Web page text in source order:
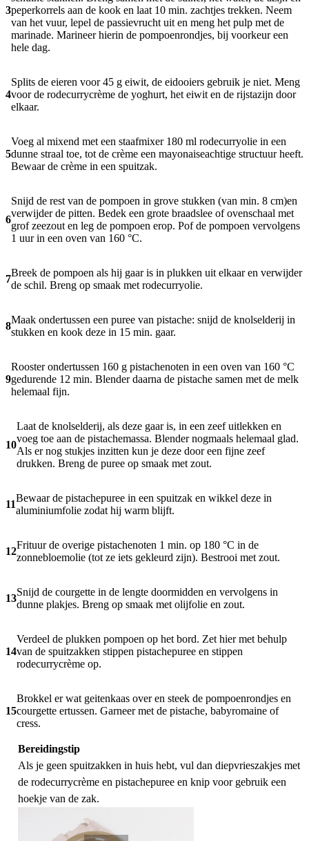
3peperkorrels aan de kook en laat 10 min. zachtjes trekken. Neem
van het vuur, lepel de passievrucht uit en meng het pulp met de
marinade. Marineer hierin de pompoenrondjes, bij voorkeur een
hele dag.
4
Splits de eieren voor 45 g eiwit, de eidooiers gebruik je niet. Meng
voor de rodecurrycrème de yoghurt, het eiwit en de rijstazijn door
elkaar.
5
Voeg al mixend met een staafmixer 180 ml rodecurryolie in een
dunne straal toe, tot de crème een mayonaiseachtige structuur heeft.
Bewaar de crème in een spuitzak.
6
Snijd de rest van de pompoen in grove stukken (van min. 8 cm)en
verwijder de pitten. Bedek een grote braadslee of ovenschaal met
grof zeezout en leg de pompoen erop. Pof de pompoen vervolgens
1 uur in een oven van 160 °C.
7
Breek de pompoen als hij gaar is in plukken uit elkaar en verwijder
de schil. Breng op smaak met rodecurryolie.
8
Maak ondertussen een puree van pistache: snijd de knolselderij in
stukken en kook deze in 15 min. gaar.
9
Rooster ondertussen 160 g pistachenoten in een oven van 160 °C
gedurende 12 min. Blender daarna de pistache samen met de melk
helemaal fijn.
10
Laat de knolselderij, als deze gaar is, in een zeef uitlekken en
voeg toe aan de pistachemassa. Blender nogmaals helemaal glad.
Als er nog stukjes inzitten kun je deze door een fijne zeef
drukken. Breng de puree op smaak met zout.
11
Bewaar de pistachepuree in een spuitzak en wikkel deze in
aluminiumfolie zodat hij warm blijft.
12
Frituur de overige pistachenoten 1 min. op 180 °C in de
zonnebloemolie (tot ze iets gekleurd zijn). Bestrooi met zout.
13
Snijd de courgette in de lengte doormidden en vervolgens in
dunne plakjes. Breng op smaak met olijfolie en zout.
14
Verdeel de plukken pompoen op het bord. Zet hier met behulp
van de spuitzakken stippen pistachepuree en stippen
rodecurrycrème op.
15
Brokkel er wat geitenkaas over en steek de pompoenrondjes en
courgette ertussen. Garneer met de pistache, babyromaine of
cress.
Bereidingstip
Als je geen spuitzakken in huis hebt, vul dan diepvrieszakjes met
de rodecurrycrème en pistachepuree en knip voor gebruik een
hoekje van de zak.